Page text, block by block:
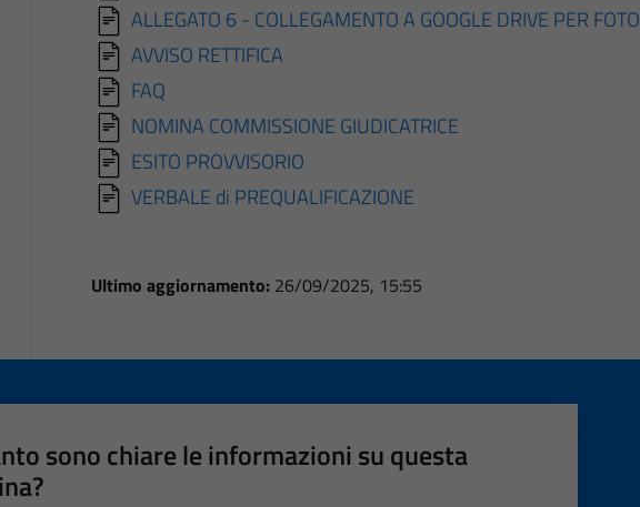
ALLEGATO 6 - COLLEGAMENTO A GOOGLE DRIVE PER FOTO
AVVISO RETTIFICA
FAQ
NOMINA COMMISSIONE GIUDICATRICE
ESITO PROVVISORIO
VERBALE di PREQUALIFICAZIONE
Ultimo aggiornamento: 26/09/2025, 15:55
sono chiare le informazioni su questa